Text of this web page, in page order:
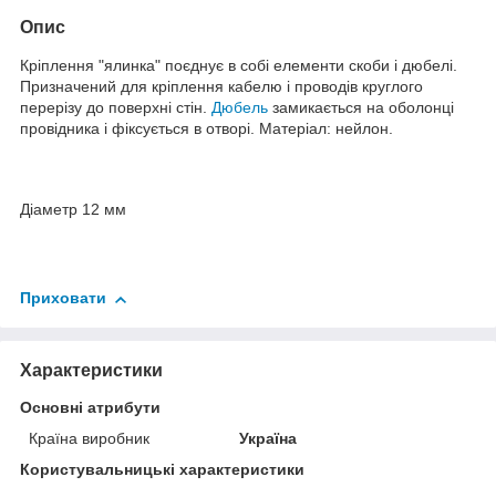
Опис
Кріплення "ялинка" поєднує в собі елементи скоби і дюбелі.
Призначений для кріплення кабелю і проводів круглого
перерізу до поверхні стін. Дюбель замикається на оболонці
провідника і фіксується в отворі. Матеріал: нейлон.
Діаметр 12 мм
Приховати
Характеристики
Основні атрибути
Країна виробник
Україна
Користувальницькі характеристики